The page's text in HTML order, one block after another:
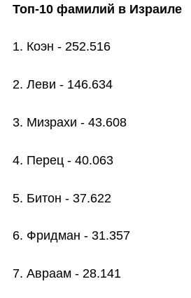
Топ-10 фамилий в Израиле
1. Коэн - 252.516
2. Леви - 146.634
3. Мизрахи - 43.608
4. Перец - 40.063
5. Битон - 37.622
6. Фридман - 31.357
7. Авраам - 28.141